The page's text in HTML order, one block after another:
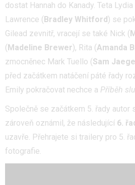
dostat Hannah do Kanady. Teta Lydia
Lawrence ( Bradley Whitford ) se
Gilead zevnitř, vracejí se také Nick (
( Madeline Brewer), Rita (Amanda
zmocněnec Mark Tuello (Sam
před začátkem natáčení páté řady
Emily pokračovat nechce a Příběh
Společně se začátkem 5. řady autor
zároveň oznámil, že následující 6.
uzavře. Přehrajete si trailery pro 5.
fotografie.